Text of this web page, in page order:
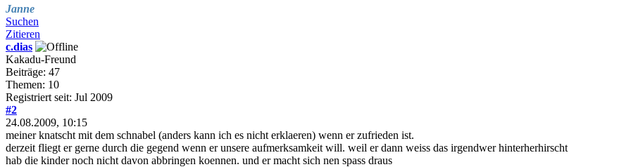
Janne
Suchen
Zitieren
c.dias
Kakadu-Freund
Beiträge: 47
Themen: 10
Registriert seit: Jul 2009
#2
24.08.2009, 10:15
meiner knatscht mit dem schnabel (anders kann ich es nicht erklaeren) wenn er zufrieden ist.
derzeit fliegt er gerne durch die gegend wenn er unsere aufmerksamkeit will. weil er dann weiss das irgendwer hinterherhirscht
hab die kinder noch nicht davon abbringen koennen. und er macht sich nen spass draus